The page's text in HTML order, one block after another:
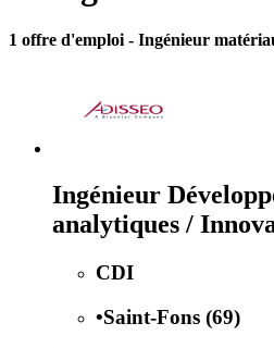
1 offre d'emploi - Ingénieur
Ingénieur
analytiques /
CDI
•Saint-Fons (69)